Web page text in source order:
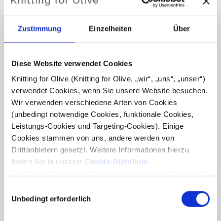
Zustimmung Einzelheiten Über
Diese Website verwendet Cookies
Knitting for Olive (Knitting for Olive, „wir“, „uns“, „unser“)
verwendet Cookies, wenn Sie unsere Website besuchen.
Wir verwenden verschiedene Arten von Cookies
(unbedingt notwendige Cookies, funktionale Cookies,
Leistungs-Cookies und Targeting-Cookies). Einige
Cookies stammen von uns, andere werden von
Drittanbietern gesetzt. Weitere Informationen hierzu
finden Sie in unserer Cookie-Richtlinie.
Ihre Zustimmung bedeutet, dass Cookies gesetzt werden
dürfen und dass wir als Verantwortlicher Ihre
mitUnbedingt erforderlich
SOFT SILK MOHAIR -
DUSTY HONEY
SALE PRICE
€10,10
SOFT SILK MOHAIR - NUT
BROWN
SALE PRICE
€10,10